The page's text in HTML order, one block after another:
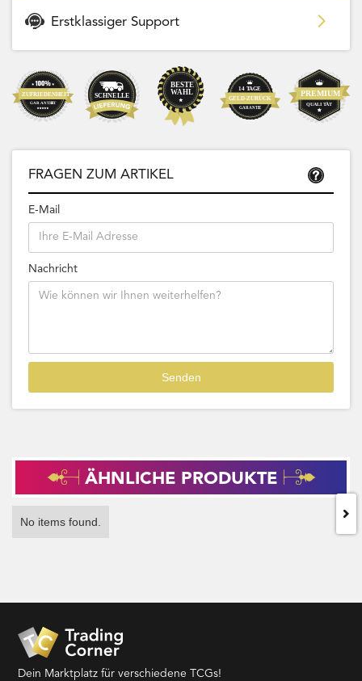
Erstklassiger Support
FRAGEN ZUM ARTIKEL
E-Mail
Nachricht
ÄHNLICHE PRODUKTE
No items found.
Dein Marktplatz für verschiedene TCGs!